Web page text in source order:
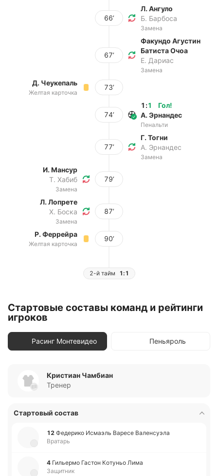
66’
Л. Ангуло
Б. Барбоса
Замена
67’
Факундо Агустин
Батиста Очоа
Е. Дариас
Замена
Д. Чеукепаль
Желтая карточка
73’
74’
Гол!
1 :1
А. Эрнандес
Пенальти
77’
Г. Тогни
А. Эрнандес
Замена
И. Мансур
Т. Хабиб
Замена
79’
Л. Лопрете
Х. Боска
Замена
87’
Р. Феррейра
Желтая карточка
90’
2-й тайм 1:1
Стартовые составы команд и рейтинги
игроков
Расинг Монтевидео Пеньяроль
Кристиан Чамбиан
Тренер
Стартовый состав
12 Фе­де­ри­ко Исмаэль Варесе Ва­ле­нсуэ­ла
Вратарь
4 Ги­лье­рмо Гастон Ко­ту­ньо Лима
Защитник